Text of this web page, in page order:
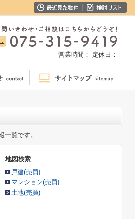
営業時間： 定休日：
覧です。
地図検索
戸建(売買)
マンション(売買)
土地(売買)